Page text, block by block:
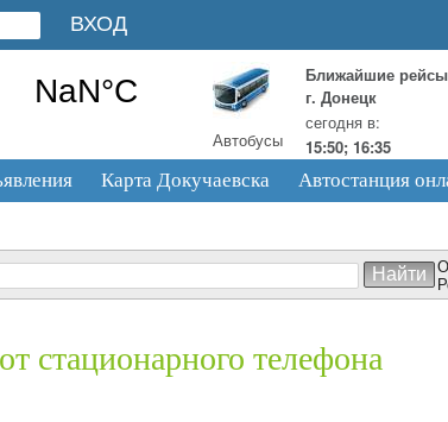
Автобусы
Ближайшие
г. Донецк
сегодня в:
15:50; 16:35
Карта Докучаевска Автостанция
стационарного телефона